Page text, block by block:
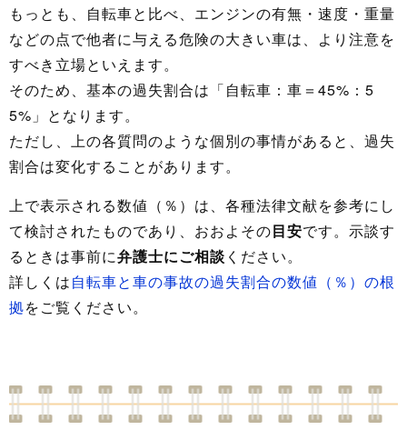
もっとも、自転車と比べ、エンジンの有無・速度・重量
などの点で他者に与える危険の大きい車は、より注意を
すべき立場といえます。
そのため、基本の過失割合は「自転車：車＝45%：5
5%」となります。
ただし、上の各質問のような個別の事情があると、過失
割合は変化することがあります。
上で表示される数値（％）は、各種法律文献を参考にし
て検討されたものであり、おおよその目安です。示談す
るときは事前に弁護士にご相談 ください。
詳しくは自転車と車の事故の過失割合の数値（％）の根
拠をご覧ください。